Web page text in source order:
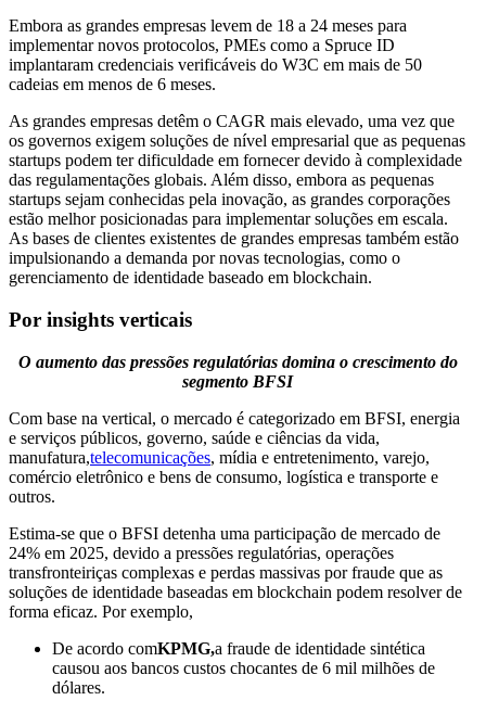
Embora as grandes empresas levem de 18 a 24 meses para
implementar novos protocolos, PMEs como a Spruce ID
implantaram credenciais verificáveis ​​do W3C em mais de 50
cadeias em menos de 6 meses.
As grandes empresas detêm o CAGR mais elevado, uma vez que
os governos exigem soluções de nível empresarial que as pequenas
startups podem ter dificuldade em fornecer devido à complexidade
das regulamentações globais. Além disso, embora as pequenas
startups sejam conhecidas pela inovação, as grandes corporações
estão melhor posicionadas para implementar soluções em escala.
As bases de clientes existentes de grandes empresas também estão
impulsionando a demanda por novas tecnologias, como o
gerenciamento de identidade baseado em blockchain.
Por insights verticais
O aumento das pressões regulatórias domina o crescimento do
segmento BFSI
Com base na vertical, o mercado é categorizado em BFSI, energia
e serviços públicos, governo, saúde e ciências da vida,
manufatura,telecomunicações, mídia e entretenimento, varejo,
comércio eletrônico e bens de consumo, logística e transporte e
outros.
Estima-se que o BFSI detenha uma participação de mercado de
24% em 2025, devido a pressões regulatórias, operações
transfronteiriças complexas e perdas massivas por fraude que as
soluções de identidade baseadas em blockchain podem resolver de
forma eficaz. Por exemplo,
De acordo comKPMG,a fraude de identidade sintética
causou aos bancos custos chocantes de 6 mil milhões de
dólares.